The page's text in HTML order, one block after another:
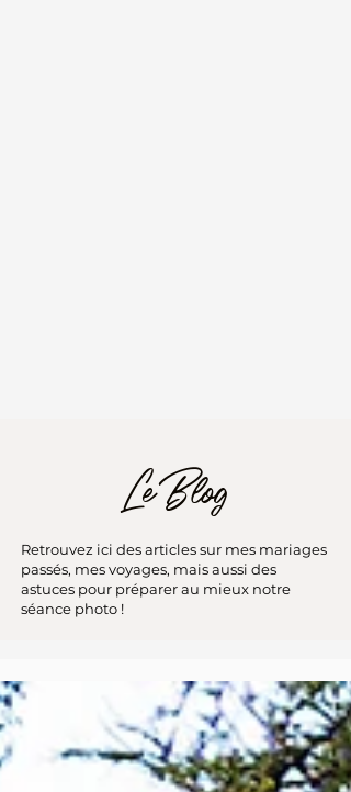
Le Blog
Retrouvez ici des articles sur mes mariages
passés, mes voyages, mais aussi des
astuces pour préparer au mieux notre
séance photo !